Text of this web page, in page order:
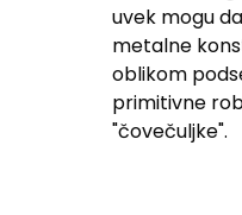
uvek mogu
metalne
oblikom
primitivne
"čovečuljke".